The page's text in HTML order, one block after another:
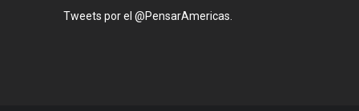
Tweets por el @PensarAmericas.